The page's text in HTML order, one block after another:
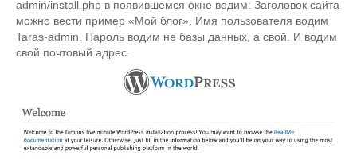
admin/install.php в появившемся окне водим: Заголовок сайта
можно вести пример «Мой блог». Имя пользователя водим
Taras-admin. Пароль водим не базы данных, а свой. И водим
свой почтовый адрес.